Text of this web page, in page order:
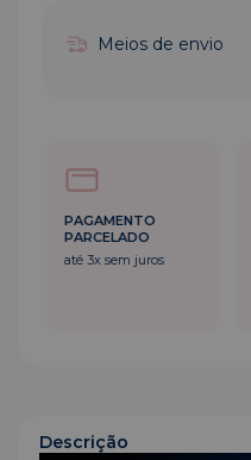
Meios de envio
ENVIO RÁPIDO
em até 24h após a
confirmação da
Descrição